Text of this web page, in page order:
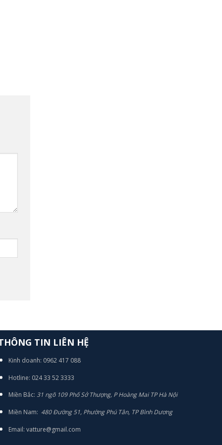
TIN LIÊN HỆ
Kinh doanh: 0962 417 088
Hotline: 024 33 52 3333
Miền Bắc: 31 ngõ 109 Phố Sở Thượng, P Hoàng Mai TP Hà Nội
Miền Nam: 480 Đường 51, Phường Phú Tân, TP Bình Dương
Email: vatture@gmail.com